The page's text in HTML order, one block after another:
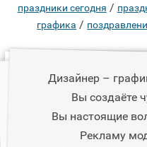
праздники сегодня /
графика /
Дизайнер –
Вы создаёте
Вы настоящие
Рекламу